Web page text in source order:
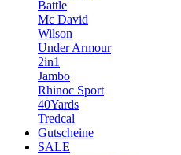
Battle
Mc David
Wilson
Under Armour
2in1
Jambo
Rhinoc Sport
40Yards
Tredcal
Gutscheine
SALE